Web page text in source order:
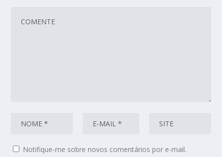
Notifique-me sobre novos comentários por e-mail.